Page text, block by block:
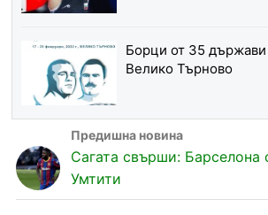
Борци от 35 държави
Велико Търново
Сагата свърши: Барселона
Умтити